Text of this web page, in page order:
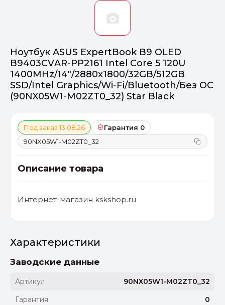
Ноутбук ASUS ExpertBook B9 OLED
B9403CVAR-PP2161 Intel Core 5 120U
1400MHz/14"/2880x1800/32GB/512GB
SSD/Intel Graphics/Wi-Fi/Bluetooth/Без ОС
(90NX05W1-M02ZT0_32) Star Black
Под заказ 13.08.26
Гарантия 0
90NX05W1-M02ZT0_32
Описание товара
Интернет-магазин kskshop.ru
Характеристики
Заводские данные
Артикул
90NX05W1-M02ZT0_32
Гарантия
0